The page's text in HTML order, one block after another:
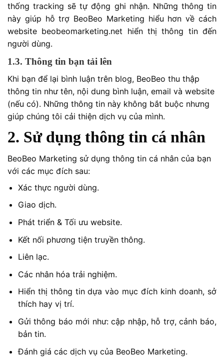
thống tracking sẽ tự động ghi nhận. Những thông tin
này giúp hỗ trợ BeoBeo Marketing hiểu hơn về cách
website beobeomarketing.net hiển thị thông tin đến
người dùng.
1.3. Thông tin bạn tải lên
Khi bạn để lại bình luận trên blog, BeoBeo thu thập
thông tin như tên, nội dung bình luận, email và website
(nếu có). Những thông tin này không bắt buộc nhưng
giúp chúng tôi cải thiện dịch vụ của mình.
2. Sử dụng thông tin cá nhân
BeoBeo Marketing sử dụng thông tin cá nhân của bạn
với các mục đích sau:
Xác thực người dùng.
Giao dịch.
Phát triển & Tối ưu website.
Kết nối phương tiện truyền thông.
Liên lạc.
Các nhân hóa trải nghiệm.
Hiển thị thông tin dựa vào mục đích kinh doanh, sở
thích hay vị trí.
Gửi thông báo mới như: cập nhập, hỗ trợ, cảnh báo,
bản tin.
Đánh giá các dịch vụ của BeoBeo Marketing.